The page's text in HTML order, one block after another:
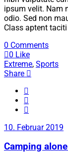
ipsum velit. Nam
odio. Sed non
Class aptent
0 Comments
0 Like
Extreme, Sports
Share
10. Februar 2019
Camping